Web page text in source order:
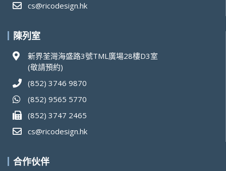
cs@ricodesign.hk
陳列室
新界荃灣海盛路3號TML廣場28樓D3室
(敬請預約)
(852) 3746 9870
(852) 9565 5770
(852) 3747 2465
cs@ricodesign.hk
合作伙伴